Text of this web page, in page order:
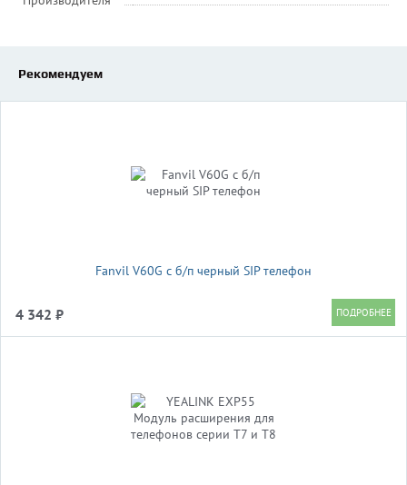
Рекомендуем
Fanvil V60G c б/п черный SIP телефон
4 342 ₽